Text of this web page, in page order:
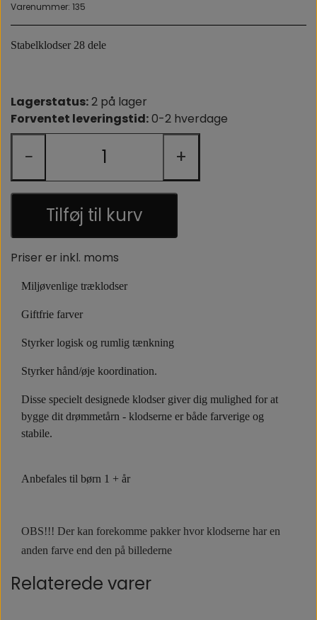
Varenummer: 135
Stabelklodser 28 dele
Lagerstatus:2 på lager
Forventet leveringstid:0-2 hverdage
− +
Tilføj til kurv
Priser er inkl. moms
Miljøvenlige træklodser
Giftfrie farver
Styrker logisk og rumlig tænkning
Styrker hånd/øje koordination.
Disse specielt designede klodser giver dig mulighed for at
bygge dit drømmetårn - klodserne er både farverige og
stabile.
Anbefales til børn 1 + år
OBS!!! Der kan forekomme pakker hvor klodserne har en
anden farve end den på billederne
Relaterede varer